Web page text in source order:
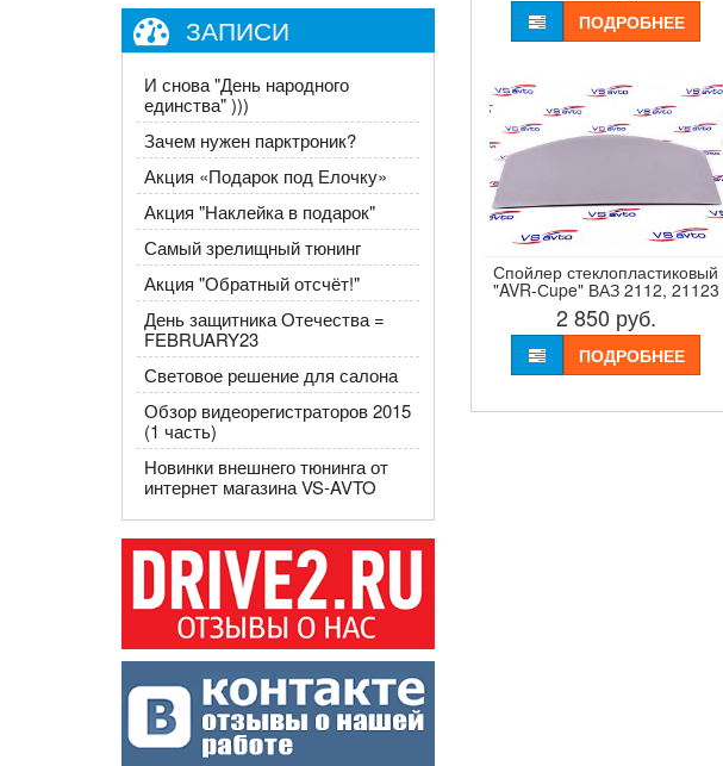
ЗАПИСИ
И снова "День народного
единства" )))
Зачем нужен парктроник?
​Акция «Подарок под Елочку»
Акция "Наклейка в подарок"
Самый зрелищный тюнинг
Акция "Обратный отсчёт!"
День защитника Отечества =
FEBRUARY23
Световое решение для салона
Обзор видеорегистраторов 2015
(1 часть)
Новинки внешнего тюнинга от
интернет магазина VS-AVTO
ПОДРОБНЕЕ
Спойлер стеклопластиковый
"AVR-Сupe" ВАЗ 2112, 21123
2 850 руб.
ПОДРОБНЕЕ